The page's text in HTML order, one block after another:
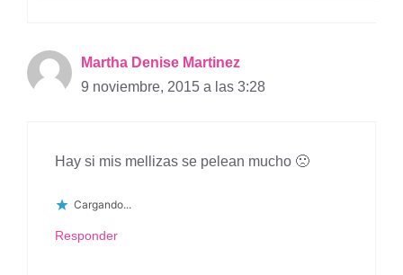
Martha Denise Martinez
9 noviembre, 2015 a las 3:28
Hay si mis mellizas se pelean mucho 🙁
Cargando...
Responder